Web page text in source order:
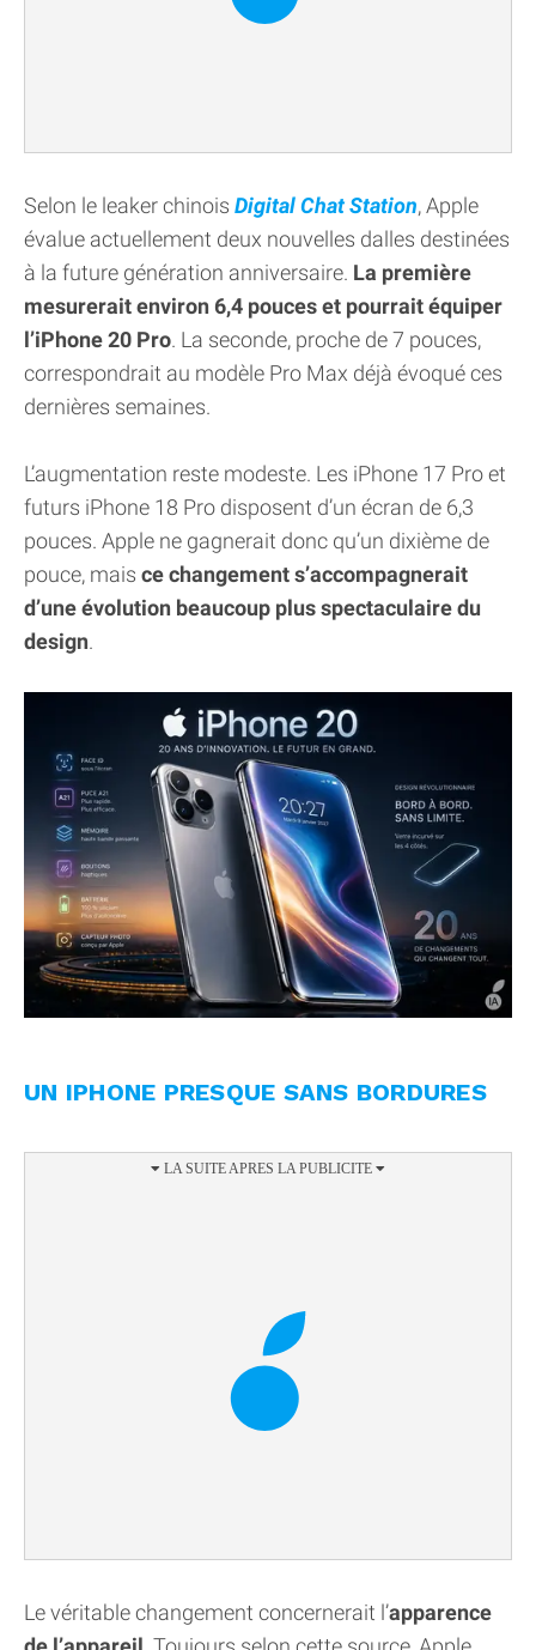
Selon le leaker chinois Digital Chat Station, Apple
évalue actuellement deux nouvelles dalles destinées
à la future génération anniversaire. La première
mesurerait environ 6,4 pouces et pourrait équiper
l’iPhone 20 Pro. La seconde, proche de 7 pouces,
correspondrait au modèle Pro Max déjà évoqué ces
dernières semaines.
L’augmentation reste modeste. Les iPhone 17 Pro et
futurs iPhone 18 Pro disposent d’un écran de 6,3
pouces. Apple ne gagnerait donc qu’un dixième de
pouce, mais ce changement s’accompagnerait
d’une évolution beaucoup plus spectaculaire du
design.
UN IPHONE PRESQUE SANS BORDURES
Le véritable changement concernerait l’apparence